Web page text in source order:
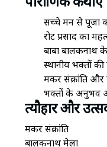
सच्चे मन से पूजा
रोट प्रसाद का
बाबा बालकनाथ
स्थानीय भक्तों
मकर संक्रांति
भक्तों के अनुभव
त्यौहार और
मकर संक्रांति
बालकनाथ मेला